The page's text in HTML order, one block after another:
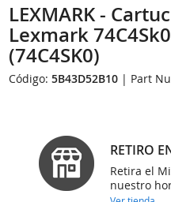
LEXMARK -
Lexmark
(74C4SK0)
Código:5B43D52B10 | Part
RETIRO
Retira el
nuestro